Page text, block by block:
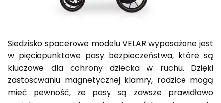
Siedzisko spacerowe modelu VELAR wyposażone jest
w pięciopunktowe pasy bezpieczeństwa, które są
kluczowe dla ochrony dziecka w ruchu. Dzięki
zastosowaniu magnetycznej klamry, rodzice mogą
mieć pewność, że pasy są zawsze prawidłowo